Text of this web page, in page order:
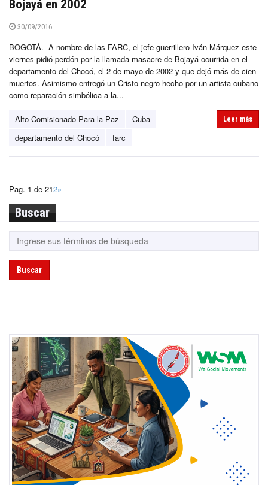
Bojayá en 2002
30/09/2016
BOGOTÁ.- A nombre de las FARC, el jefe guerrillero Iván Márquez este
viernes pidió perdón por la llamada masacre de Bojayá ocurrida en el
departamento del Chocó, el 2 de mayo de 2002 y que dejó más de cien
muertos. Asimismo entregó un Cristo negro hecho por un artista cubano
como reparación simbólica a la...
Alto Comisionado Para la Paz
Cuba
departamento del Chocó
farc
Leer más
Pag. 1 de 212»
Buscar
Buscar